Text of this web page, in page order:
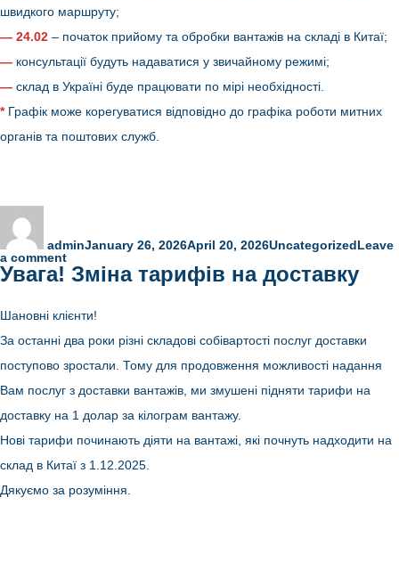
швидкого маршруту;
— 24.02 – початок прийому та обробки вантажів на складі в Китаї;
— консультації будуть надаватися у звичайному режимі;
— склад в Україні буде працювати по мірі необхідності.
* Графік може корегуватися відповідно до графіка роботи митних
органів та поштових служб.
adminJanuary 26, 2026April 20, 2026UncategorizedLeave
a commenton
Графік
роботи
Новий
2026
Увага! Зміна тарифів на доставку
Шановні клієнти!
За останні два роки різні складові собівартості послуг доставки
поступово зростали. Тому для продовження можливості надання
Вам послуг з доставки вантажів, ми змушені підняти тарифи на
доставку на 1 долар за кілограм вантажу.
Нові тарифи починають діяти на вантажі, які почнуть надходити на
склад в Китаї з 1.12.2025.
Дякуємо за розуміння.